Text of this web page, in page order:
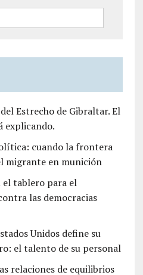
Estrecho de Gibraltar. El
explicando.
cuando la frontera
migrante en munición
el tablero para el
las democracias
Unidos define su
el talento de su personal
relaciones de equilibrios